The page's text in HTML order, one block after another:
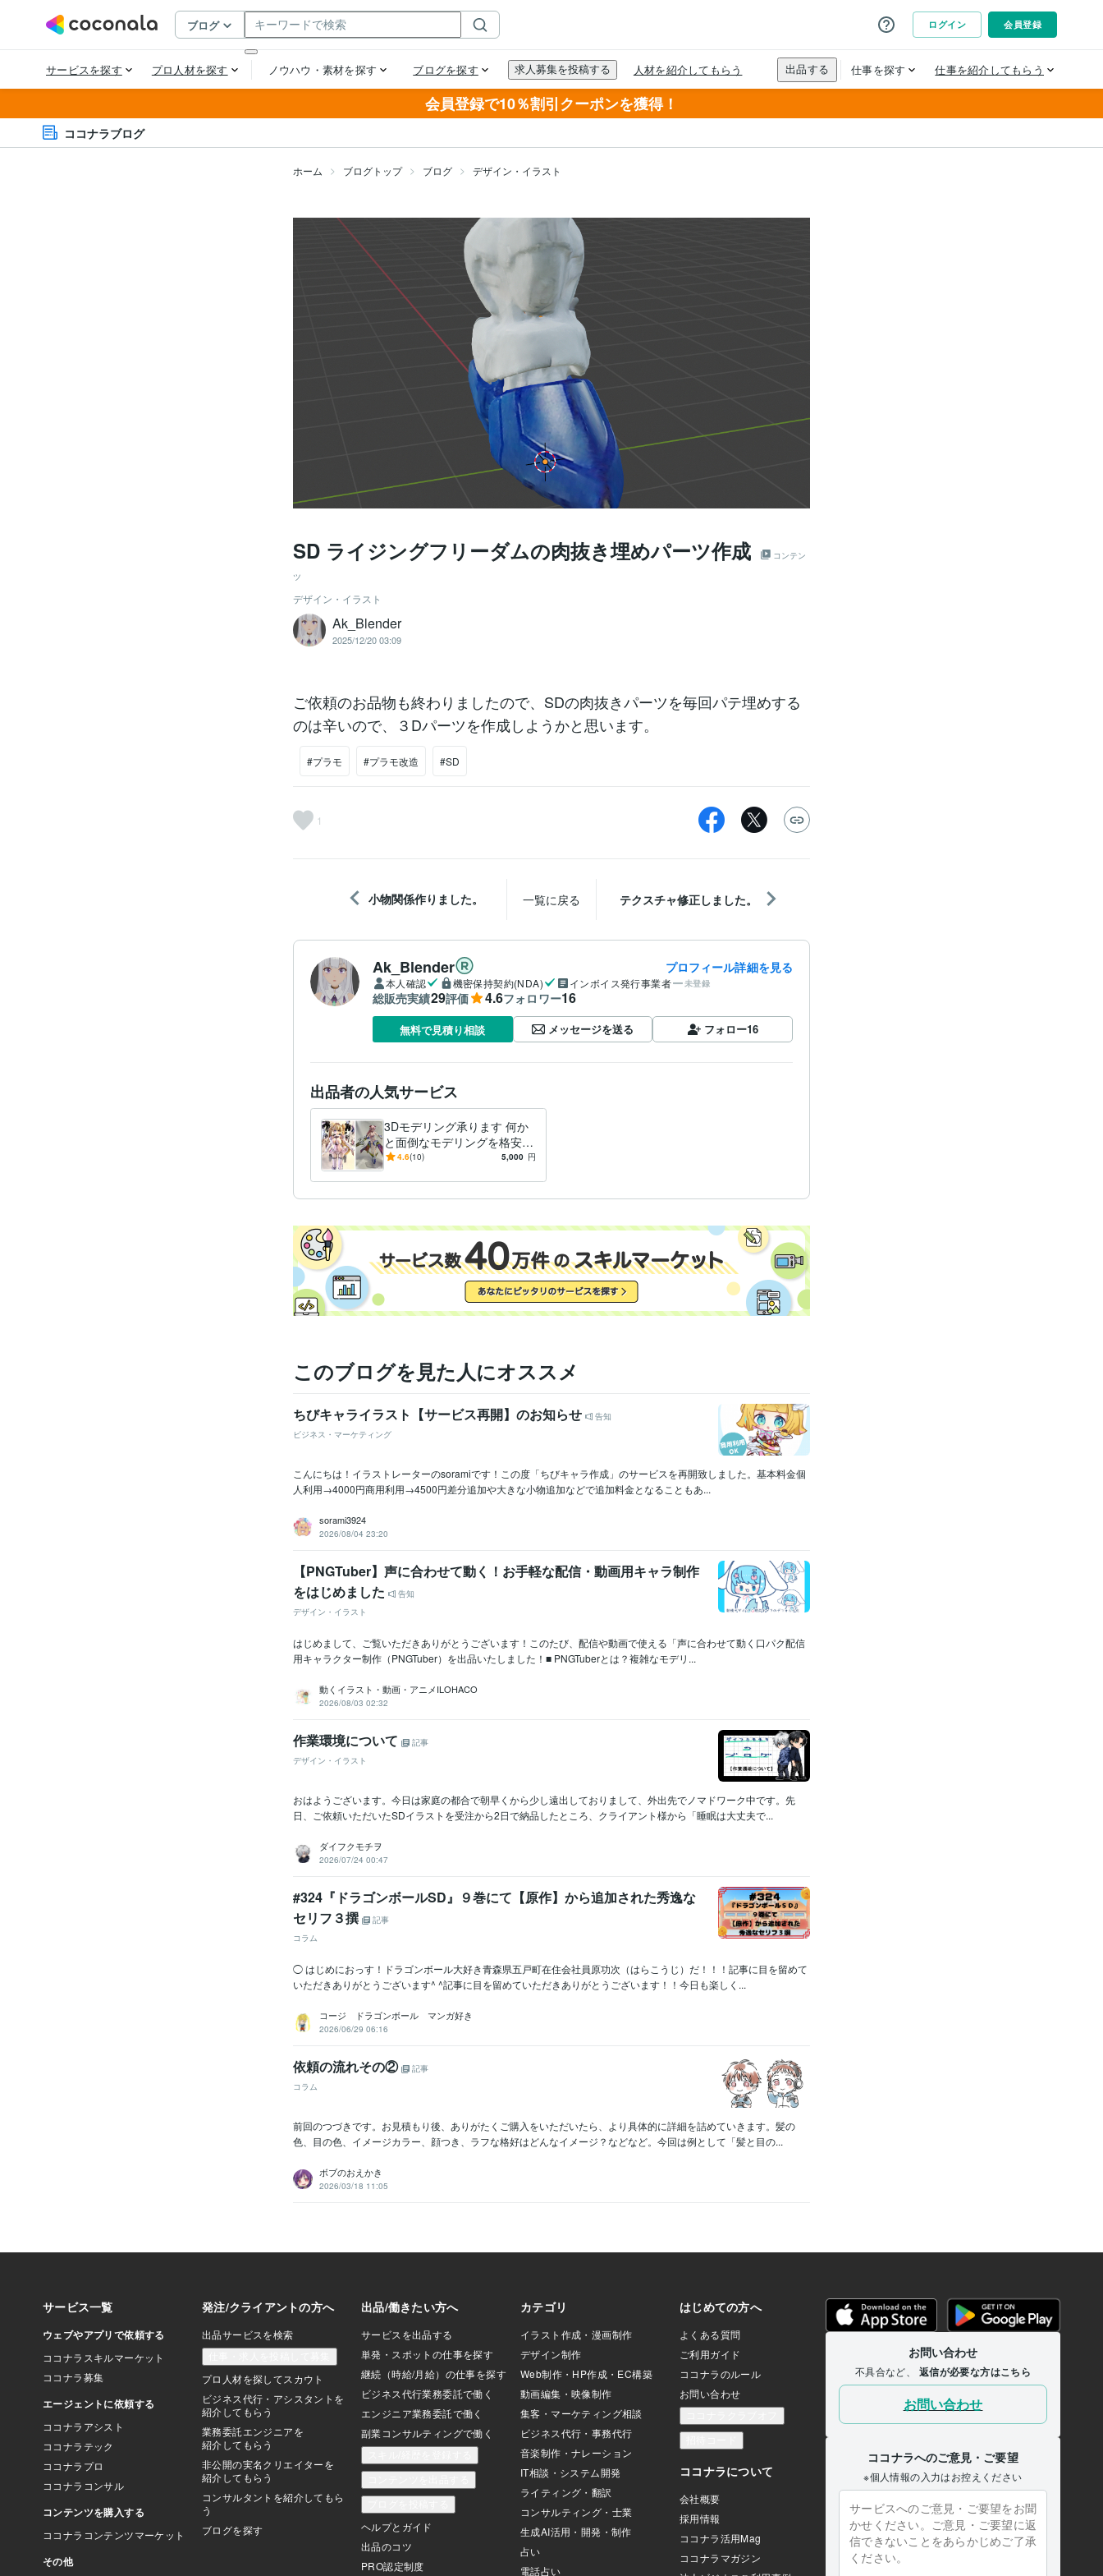
会員登録で10％割引クーポンを獲得！
ココナラブログ
ホーム ブログトップ ブログ デザイン・イラスト
SD ライジングフリーダムの肉抜き埋めパーツ作成
コンテン
ツ
デザイン・イラスト
Ak_Blender
2025/12/20 03:09
ご依頼のお品物も終わりましたので、SDの肉抜きパーツを毎回パテ埋めする
のは辛いので、３Dパーツを作成しようかと思います。
#プラモ #プラモ改造 #SD
1
小物関係作りました。 一覧に戻る テクスチャ修正しました。
Ak_Blender プロフィール詳細を見る
本人確認 機密保持契約(NDA) インボイス発行事業者 未登録
総販売実績29評価 4.6フォロワー16
無料で見積り相談 メッセージを送る フォロー16
出品者の人気サービス
3Dモデリング承ります 何か
と面倒なモデリングを格安
で、承ります。
4.6(10) 5,000 円
このブログを見た人にオススメ
ちびキャライラスト【サービス再開】のお知らせ
告知
ビジネス・マーケティング
こんにちは！イラストレーターのsoramiです！この度「ちびキャラ作成」のサービスを再開致しました。基本料金個
人利用→4000円商用利用→4500円差分追加や大きな小物追加などで追加料金となることもあ...
sorami3924
2026/08/04 23:20
【PNGTuber】声に合わせて動く！お手軽な配信・動画用キャラ制作
をはじめました
告知
デザイン・イラスト
はじめまして、ご覧いただきありがとうございます！このたび、配信や動画で使える「声に合わせて動く口パク配信
用キャラクター制作（PNGTuber）を出品いたしました！■ PNGTuberとは？複雑なモデリ...
動くイラスト・動画・アニメILOHACO
2026/08/03 02:32
作業環境について
記事
デザイン・イラスト
おはようございます。今日は家庭の都合で朝早くから少し遠出しておりまして、外出先でノマドワーク中です。先
日、ご依頼いただいたSDイラストを受注から2日で納品したところ、クライアント様から「睡眠は大丈夫で...
ダイフクモチヲ
2026/07/24 00:47
#324『ドラゴンボールSD』９巻にて【原作】から追加された秀逸な
セリフ３撰
記事
コラム
◯ はじめにおっす！ドラゴンボール大好き青森県五戸町在住会社員原功次（はらこうじ）だ！！！記事に目を留めて
いただきありがとうございます^ ^記事に目を留めていただきありがとうございます！！今日も楽しく...
コージ ドラゴンボール マンガ好き
2026/06/29 06:16
依頼の流れその②
記事
コラム
前回のつづきです。お見積もり後、ありがたくご購入をいただいたら、より具体的に詳細を詰めていきます。髪の
色、目の色、イメージカラー、顔つき、ラフな格好はどんなイメージ？などなど。今回は例として「髪と目の...
ボブのおえかき
2026/03/18 11:05